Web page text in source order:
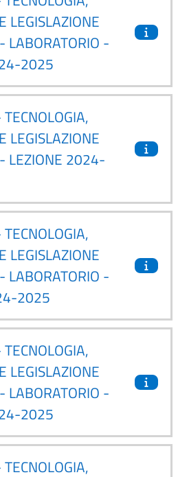
LEGISLAZIONE
LABORATORIO -
2025
LEGISLAZIONE
LEZIONE 2024-
LEGISLAZIONE
LABORATORIO -
2025
LEGISLAZIONE
LABORATORIO -
2025